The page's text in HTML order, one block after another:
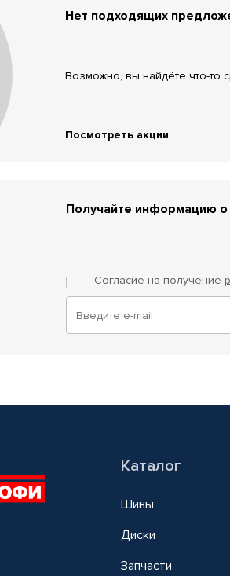
Нет подходящих
Возможно, вы найдёте что-то
Посмотреть акции
Получайте информацию о
Согласие на получение
Каталог
Шины
Диски
Запчасти